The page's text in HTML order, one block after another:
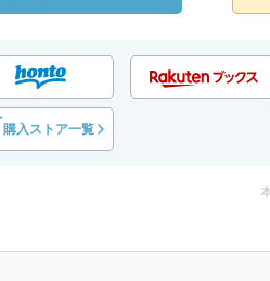
購入ストア一覧